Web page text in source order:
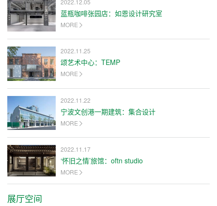
蓝瓶咖啡张园店：如恩设计研究室
MORE
2022.11.25
颂艺术中心：TEMP
MORE
2022.11.22
宁波文创港一期建筑：集合设计
MORE
2022.11.17
‘怀旧之情’旅馆：oftn studio
MORE
展厅空间